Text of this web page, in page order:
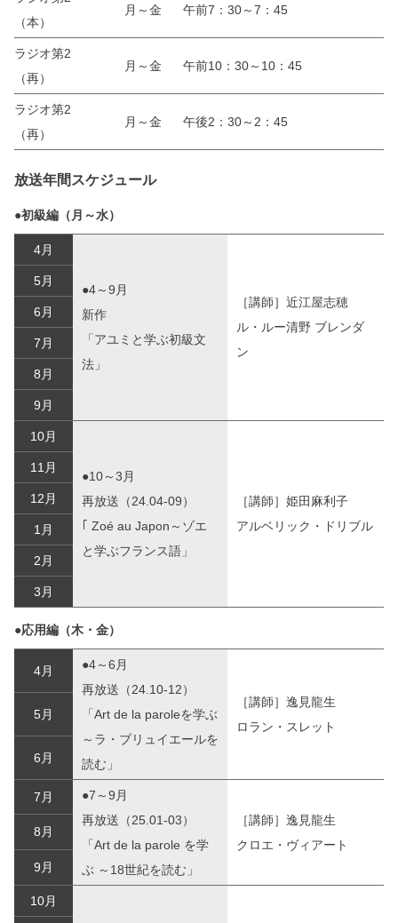
（本）
月～金 午前7：30～7：45
ラジオ第2
（再）
月～金 午前10：30～10：45
ラジオ第2
（再）
月～金 午後2：30～2：45
放送年間スケジュール
●初級編（月～水）
4月
●4～9月
新作
「アユミと学ぶ初級文
法」
［講師］近江屋志穂
ル・ルー清野 ブレンダ
ン
5月
6月
7月
8月
9月
10月
●10～3月
再放送（24.04-09）
｢ Zoé au Japon～ゾエ
と学ぶフランス語」
［講師］姫田麻利子
アルベリック・ドリブル
11月
12月
1月
2月
3月
●応用編（木・金）
4月
●4～6月
再放送（24.10-12）
「Art de la paroleを学ぶ
～ラ・ブリュイエールを
読む」
［講師］逸見龍生
ロラン・スレット
5月
6月
7月
●7～9月
再放送（25.01-03）
「Art de la parole を学
ぶ ～18世紀を読む」
［講師］逸見龍生
クロエ・ヴィアート
8月
9月
10月